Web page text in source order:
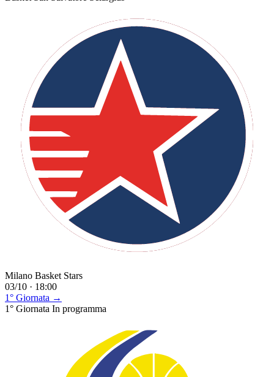
Milano Basket Stars
03/10 · 18:00
1° Giornata →
1° Giornata In programma